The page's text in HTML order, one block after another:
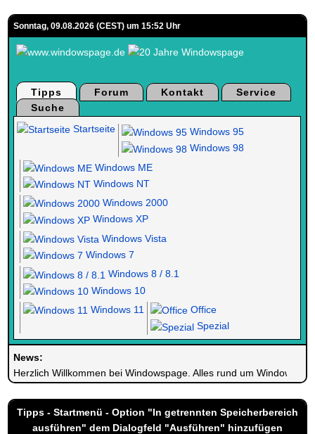
Sonntag, 09.08.2026 (CEST) um 15:52 Uhr
Tipps Forum Kontakt
Service
Suche
Startseite
Windows 95
Windows 98
Windows ME
Windows NT
Windows 2000
Windows XP
Windows Vista
Windows 7
Windows 8 / 8.1
Windows 10
Windows 11
Office
Spezial
News:
Herzlich Willkommen bei Windowspage. Alles rund um Windows.
Tipps - Startmenü - Option "In getrennten Speicherbereich
ausführen" dem Dialogfeld "Ausführen" hinzufügen